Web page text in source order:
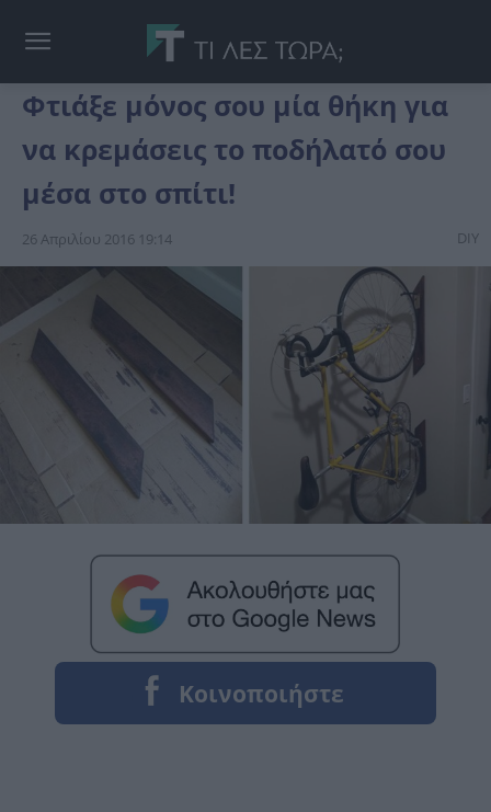
Φτιάξε μόνος σου μία θήκη για
να κρεμάσεις το ποδήλατό σου
μέσα στο σπίτι!
26 Απριλίου 2016 19:14 DIY